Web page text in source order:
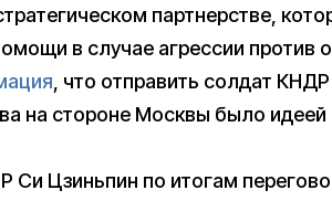
партнерстве,
в случае агрессии против
, что отправить солдат
на стороне Москвы было идеей
Си Цзиньпин по итогам